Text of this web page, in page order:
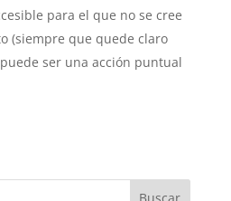
para el que no se cree
(siempre que quede claro
ser una acción puntual